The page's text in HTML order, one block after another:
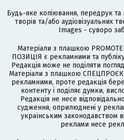
Будь-яке копіювання, передрук та
творів та/або аудіовізуальних
Images - суворо
Матеріали з плашкою
ПОЗИЦІЯ є рекламними та
Редакція може не поділяти
Матеріали з плашкою
рекламними, проте редакція бере
контенту і поділяє думки,
Редакція не несе
судження, оприлюднені у
українським законодавством
реклами несе